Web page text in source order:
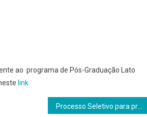
ao programa de Pós-Graduação Lato
link